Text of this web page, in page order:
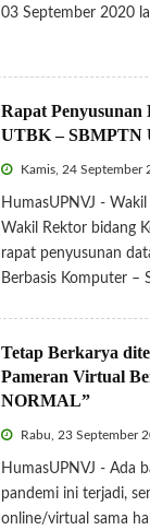
03 September 2020
Rapat Penyusunan
UTBK – SBMPTN
Kamis, 24 September
HumasUPNVJ -
Wakil Rektor bidang
rapat penyusunan
Berbasis Komputer –
Tetap Berkarya
Pameran Virtual
NORMAL”
Rabu, 23 September
HumasUPNVJ - Ada
pandemi ini terjadi,
online/virtual sama